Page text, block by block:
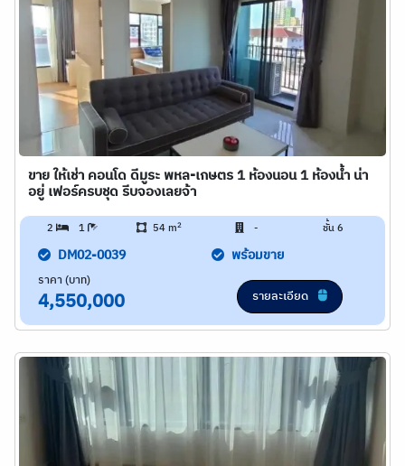
ขาย ให้เช่า คอนโด ดีมูระ พหล-เกษตร 1 ห้องนอน 1 ห้องน้ำ น่า
อยู่ เฟอร์ครบชุด รีบจองเลยจ้า
2 1 54 m2 - ชั้น 6
DM02-0039 พร้อมขาย
ราคา (บาท)
4,550,000 รายละเอียด